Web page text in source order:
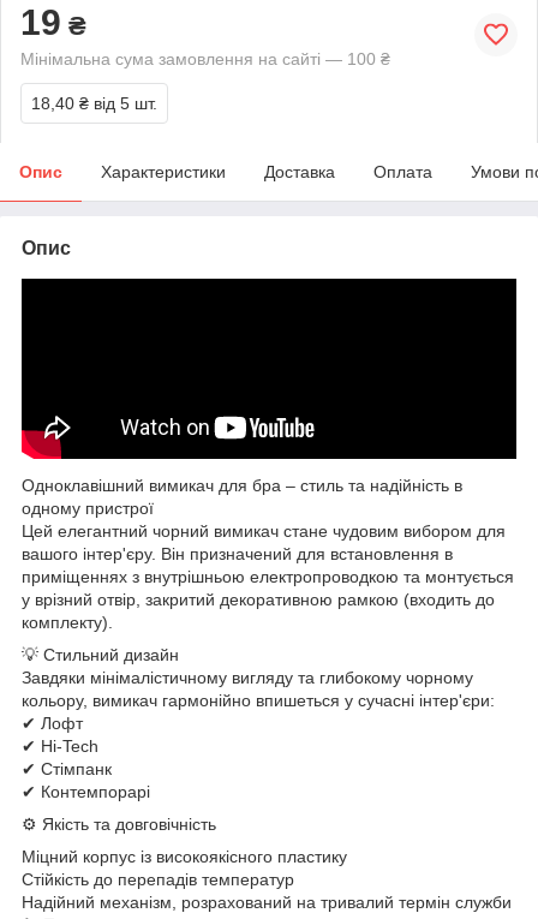
19 ₴
Мінімальна сума замовлення на сайті — 100 ₴
18,40 ₴ від 5 шт.
Опис Характеристики Доставка Оплата Умови
Опис
Одноклавішний вимикач для бра – стиль та надійність в
одному пристрої
Цей елегантний чорний вимикач стане чудовим вибором для
вашого інтер'єру. Він призначений для встановлення в
приміщеннях з внутрішньою електропроводкою та монтується
у врізний отвір, закритий декоративною рамкою (входить до
комплекту).
💡 Стильний дизайн
Завдяки мінімалістичному вигляду та глибокому чорному
кольору, вимикач гармонійно впишеться у сучасні інтер'єри:
✔ Лофт
✔ Hi-Tech
✔ Стімпанк
✔ Контемпорарі
⚙ Якість та довговічність
Міцний корпус із високоякісного пластику
Стійкість до перепадів температур
Надійний механізм, розрахований на тривалий термін служби